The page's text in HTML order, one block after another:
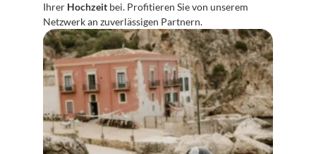
Ihrer Hochzeit bei. Profitieren Sie von unserem
Netzwerk an zuverlässigen Partnern.